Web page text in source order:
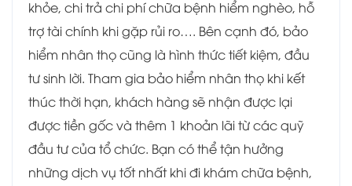
khỏe, chi trả chi phí chữa bệnh hiểm nghèo, hỗ
trợ tài chính khi gặp rủi ro…. Bên cạnh đó, bảo
hiểm nhân thọ cũng là hình thức tiết kiệm, đầu
tư sinh lời. Tham gia bảo hiểm nhân thọ khi kết
thúc thời hạn, khách hàng sẽ nhận được lại
được tiền gốc và thêm 1 khoản lãi từ các quỹ
đầu tư của tổ chức. Bạn có thể tận hưởng
những dịch vụ tốt nhất khi đi khám chữa bệnh,